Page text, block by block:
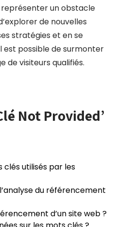
représenter un obstacle
de nouvelles
stratégies et en se
est possible de surmonter
de visiteurs qualifiés.
Not Provided’
utilisés par les
du référencement
d’un site web ?